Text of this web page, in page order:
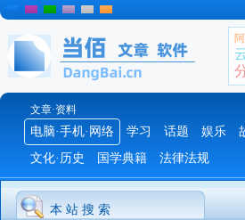
文章·资料
电脑·手机·网络 学习 话题 娱乐
文化·历史
国学典籍 法律法规
本 站 搜 索